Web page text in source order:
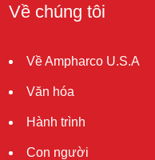
Về chúng tôi
Về Ampharco U.S.A
Văn hóa
Hành trình
Con người